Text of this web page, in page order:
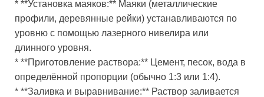
* **Установка маяков:** Маяки (металлические
профили, деревянные рейки) устанавливаются по
уровню с помощью лазерного нивелира или
длинного уровня.
* **Приготовление раствора:** Цемент, песок, вода в
определённой пропорции (обычно 1:3 или 1:4).
* **Заливка и выравнивание:** Раствор заливается